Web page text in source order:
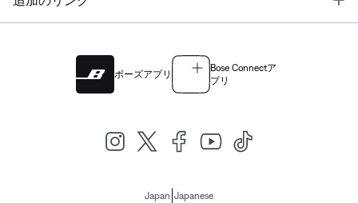
ボーズアプリ
Bose Connectア
プリ
Japan Japanese